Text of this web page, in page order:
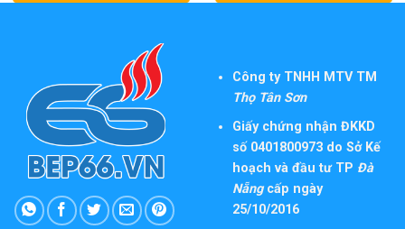
Công ty TNHH MTV TM
Thọ Tân Sơn
Giấy chứng nhận ĐKKD
số 0401800973 do Sở Kế
hoạch và đầu tư TP Đà
Nẵngcấp ngày
25/10/2016